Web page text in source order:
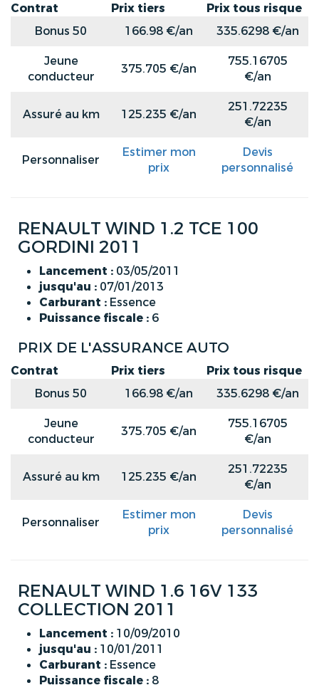
Contrat Prix tiers
Prix tous risque
Bonus 50
166.98 €/an
335.6298 €/an
Jeune
conducteur
375.705 €/an
755.16705
€/an
Assuré au km 125.235 €/an
251.72235
€/an
Personnaliser
Estimer mon
prix
Devis
personnalisé
RENAULT WIND 1.2 TCE 100
GORDINI 2011
Lancement : 03/05/2011
jusqu'au : 07/01/2013
Carburant : Essence
Puissance fiscale : 6
PRIX DE L'ASSURANCE AUTO
Contrat Prix tiers
Prix tous risque
Bonus 50
166.98 €/an
335.6298 €/an
Jeune
conducteur
375.705 €/an
755.16705
€/an
Assuré au km 125.235 €/an
251.72235
€/an
Personnaliser
Estimer mon
prix
Devis
personnalisé
RENAULT WIND 1.6 16V 133
COLLECTION 2011
Lancement : 10/09/2010
jusqu'au : 10/01/2011
Carburant : Essence
Puissance fiscale : 8